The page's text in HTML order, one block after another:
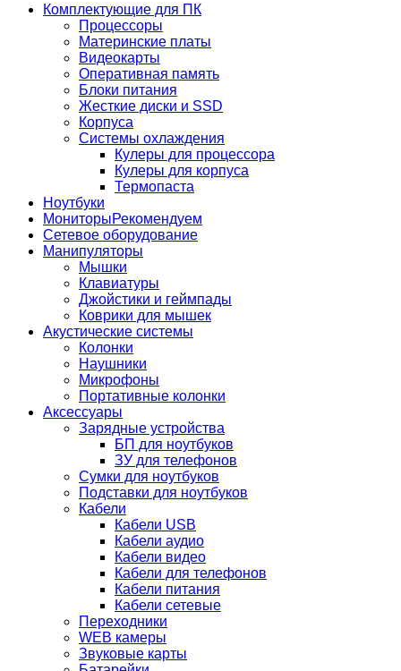
Комплектующие для ПК
Процессоры
Материнские платы
Видеокарты
Оперативная память
Блоки питания
Жесткие диски и SSD
Корпуса
Системы охлаждения
Кулеры для процессора
Кулеры для корпуса
Термопаста
Ноутбуки
МониторыРекомендуем
Сетевое оборудование
Манипуляторы
Мышки
Клавиатуры
Джойстики и геймпады
Коврики для мышек
Акустические системы
Колонки
Наушники
Микрофоны
Портативные колонки
Аксессуары
Зарядные устройства
БП для ноутбуков
ЗУ для телефонов
Сумки для ноутбуков
Подставки для ноутбуков
Кабели
Кабели USB
Кабели аудио
Кабели видео
Кабели для телефонов
Кабели питания
Кабели сетевые
Переходники
WEB камеры
Звуковые карты